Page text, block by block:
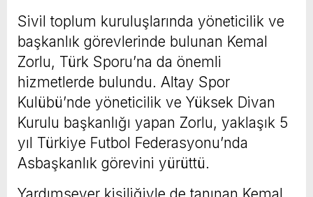
Sivil toplum kuruluşlarında yöneticilik ve
başkanlık görevlerinde bulunan Kemal
Zorlu, Türk Sporu’na da önemli
hizmetlerde bulundu. Altay Spor
Kulübü’nde yöneticilik ve Yüksek Divan
Kurulu başkanlığı yapan Zorlu, yaklaşık 5
yıl Türkiye Futbol Federasyonu’nda
Asbaşkanlık görevini yürüttü.